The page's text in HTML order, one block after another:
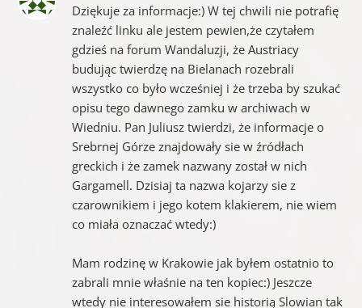
Dziękuje za informacje:) W tej chwili nie potrafię
znaleźć linku ale jestem pewien,że czytałem
gdzieś na forum Wandaluzji, że Austriacy
budując twierdzę na Bielanach rozebrali
wszystko co było wcześniej i że trzeba by szukać
opisu tego dawnego zamku w archiwach w
Wiedniu. Pan Juliusz twierdzi, że informacje o
Srebrnej Górze znajdowały sie w źródłach
greckich i że zamek nazwany został w nich
Gargamell. Dzisiaj ta nazwa kojarzy sie z
czarownikiem i jego kotem klakierem, nie wiem
co miała oznaczać wtedy:)
Mam rodzinę w Krakowie jak byłem ostatnio to
zabrali mnie właśnie na ten kopiec:) Jeszcze
wtedy nie interesowałem sie historią Slowian tak